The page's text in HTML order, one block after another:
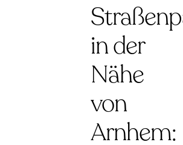
in der
Nähe
von
Arnhem: